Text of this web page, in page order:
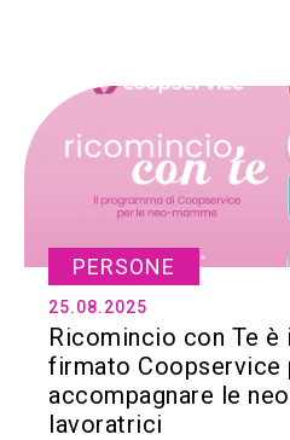
PERSONE
25.08.2025
Ricomincio con Te è
firmato Coopservice
accompagnare le
lavoratrici